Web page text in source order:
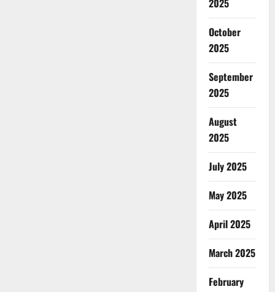
2025
October
2025
September
2025
August
2025
July 2025
May 2025
April 2025
March 2025
February